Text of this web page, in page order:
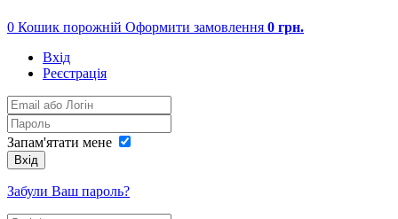
0 Кошик порожній Оформити замовлення 0 грн.
Вхід
Реєстрація
Запам'ятати мене
Вхід
Забули Ваш пароль?